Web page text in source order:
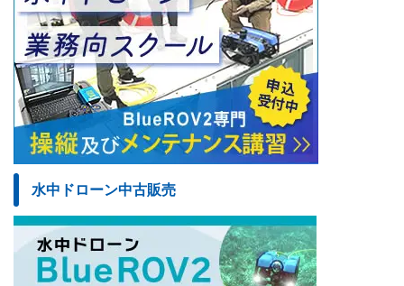
水中ドローン中古販売